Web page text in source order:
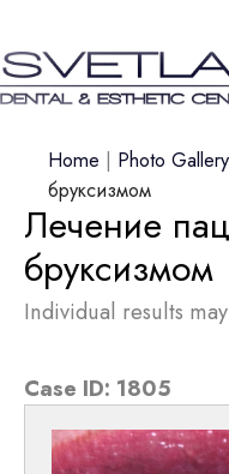
Home | Photo Gallery
бруксизмом
Лечение
бруксизмом
Individual results
Case ID: 1805